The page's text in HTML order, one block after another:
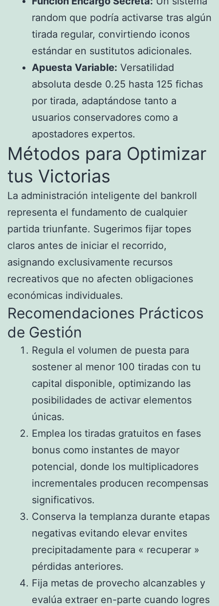
random que podría activarse tras algún
tirada regular, convirtiendo iconos
estándar en sustitutos adicionales.
Apuesta Variable: Versatilidad
absoluta desde 0.25 hasta 125 fichas
por tirada, adaptándose tanto a
usuarios conservadores como a
apostadores expertos.
Métodos para Optimizar
tus Victorias
La administración inteligente del bankroll
representa el fundamento de cualquier
partida triunfante. Sugerimos fijar topes
claros antes de iniciar el recorrido,
asignando exclusivamente recursos
recreativos que no afecten obligaciones
económicas individuales.
Recomendaciones Prácticos
de Gestión
Regula el volumen de puesta para
sostener al menor 100 tiradas con tu
capital disponible, optimizando las
posibilidades de activar elementos
únicas.
Emplea los tiradas gratuitos en fases
bonus como instantes de mayor
potencial, donde los multiplicadores
incrementales producen recompensas
significativos.
Conserva la templanza durante etapas
negativas evitando elevar envites
precipitadamente para « recuperar »
pérdidas anteriores.
Fija metas de provecho alcanzables y
evalúa extraer en-parte cuando logres